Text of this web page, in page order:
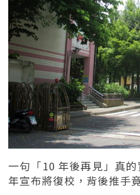
一句「10 年後再見」真
年宣布將復校，背後推手